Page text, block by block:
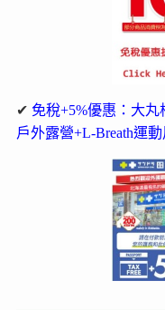
✔ 免稅+5%優惠：大
戶外露營+L-Breath運